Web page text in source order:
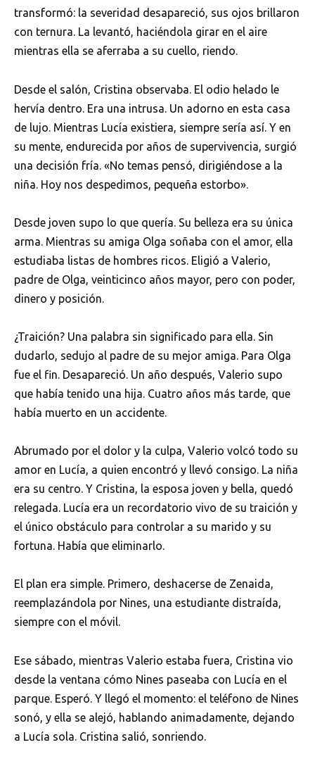
transformó: la severidad desapareció, sus ojos brillaron
con ternura. La levantó, haciéndola girar en el aire
mientras ella se aferraba a su cuello, riendo.
Desde el salón, Cristina observaba. El odio helado le
hervía dentro. Era una intrusa. Un adorno en esta casa
de lujo. Mientras Lucía existiera, siempre sería así. Y en
su mente, endurecida por años de supervivencia, surgió
una decisión fría. «No temas pensó, dirigiéndose a la
niña. Hoy nos despedimos, pequeña estorbo».
Desde joven supo lo que quería. Su belleza era su única
arma. Mientras su amiga Olga soñaba con el amor, ella
estudiaba listas de hombres ricos. Eligió a Valerio,
padre de Olga, veinticinco años mayor, pero con poder,
dinero y posición.
¿Traición? Una palabra sin significado para ella. Sin
dudarlo, sedujo al padre de su mejor amiga. Para Olga
fue el fin. Desapareció. Un año después, Valerio supo
que había tenido una hija. Cuatro años más tarde, que
había muerto en un accidente.
Abrumado por el dolor y la culpa, Valerio volcó todo su
amor en Lucía, a quien encontró y llevó consigo. La niña
era su centro. Y Cristina, la esposa joven y bella, quedó
relegada. Lucía era un recordatorio vivo de su traición y
el único obstáculo para controlar a su marido y su
fortuna. Había que eliminarlo.
El plan era simple. Primero, deshacerse de Zenaida,
reemplazándola por Nines, una estudiante distraída,
siempre con el móvil.
Ese sábado, mientras Valerio estaba fuera, Cristina vio
desde la ventana cómo Nines paseaba con Lucía en el
parque. Esperó. Y llegó el momento: el teléfono de Nines
sonó, y ella se alejó, hablando animadamente, dejando
a Lucía sola. Cristina salió, sonriendo.